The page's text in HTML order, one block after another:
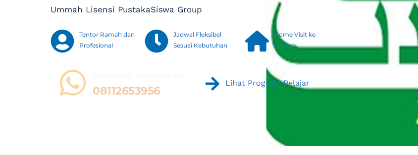
Ummah Lisensi PustakaSiswa Group
Tentor Ramah dan
Profesional
Jadwal Fleksibel
Sesuai Kebutuhan
Home Visit ke
Rumah
08112653956
Lihat Program Belajar